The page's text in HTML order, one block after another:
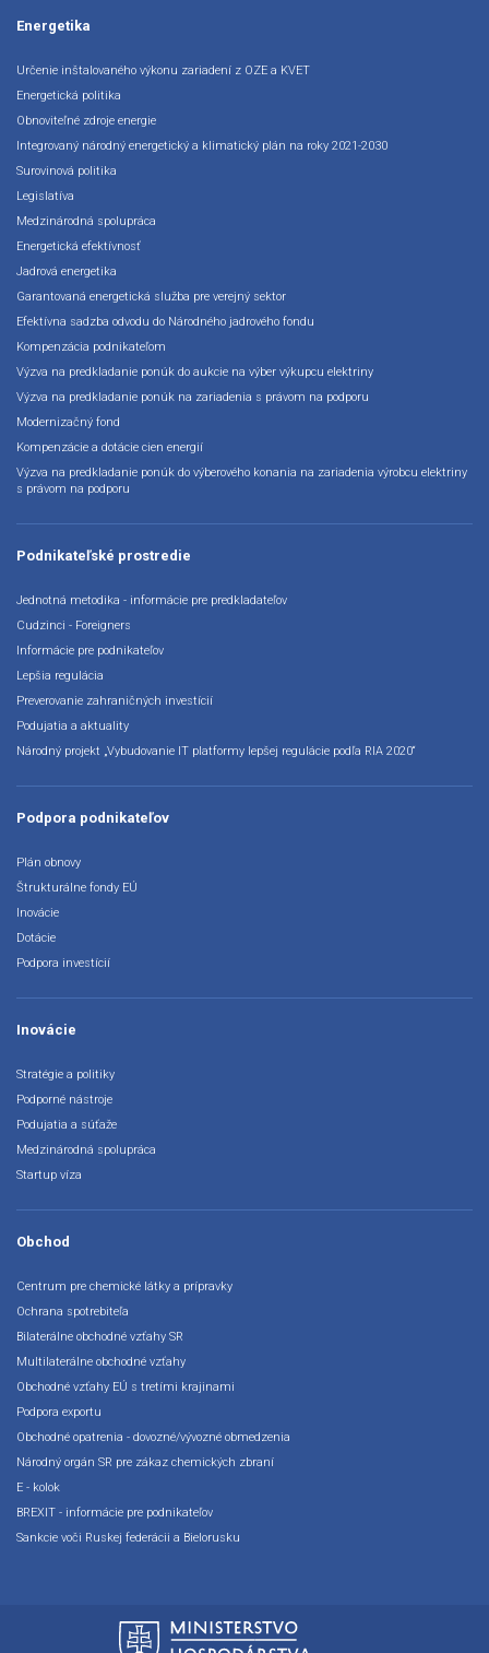
Energetika
Určenie inštalovaného výkonu zariadení z OZE a KVET
Energetická politika
Obnoviteľné zdroje energie
Integrovaný národný energetický a klimatický plán na roky 2021-2030
Surovinová politika
Legislatíva
Medzinárodná spolupráca
Energetická efektívnosť
Jadrová energetika
Garantovaná energetická služba pre verejný sektor
Efektívna sadzba odvodu do Národného jadrového fondu
Kompenzácia podnikateľom
Výzva na predkladanie ponúk do aukcie na výber výkupcu elektriny
Výzva na predkladanie ponúk na zariadenia s právom na podporu
Modernizačný fond
Kompenzácie a dotácie cien energií
Výzva na predkladanie ponúk do výberového konania na zariadenia výrobcu elektriny
s právom na podporu
Podnikateľské prostredie
Jednotná metodika - informácie pre predkladateľov
Cudzinci - Foreigners
Informácie pre podnikateľov
Lepšia regulácia
Preverovanie zahraničných investícií
Podujatia a aktuality
Národný projekt „Vybudovanie IT platformy lepšej regulácie podľa RIA 2020“
Podpora podnikateľov
Plán obnovy
Štrukturálne fondy EÚ
Inovácie
Dotácie
Podpora investícií
Inovácie
Stratégie a politiky
Podporné nástroje
Podujatia a súťaže
Medzinárodná spolupráca
Startup víza
Obchod
Centrum pre chemické látky a prípravky
Ochrana spotrebiteľa
Bilaterálne obchodné vzťahy SR
Multilaterálne obchodné vzťahy
Obchodné vzťahy EÚ s tretími krajinami
Podpora exportu
Obchodné opatrenia - dovozné/vývozné obmedzenia
Národný orgán SR pre zákaz chemických zbraní
E - kolok
BREXIT - informácie pre podnikateľov
Sankcie voči Ruskej federácii a Bielorusku